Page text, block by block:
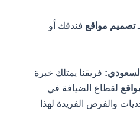
مواقعفندقك أو
فريقنا يمتلك خبرة
لقطاع الضيافة في
والفرص الفريدة لهذا